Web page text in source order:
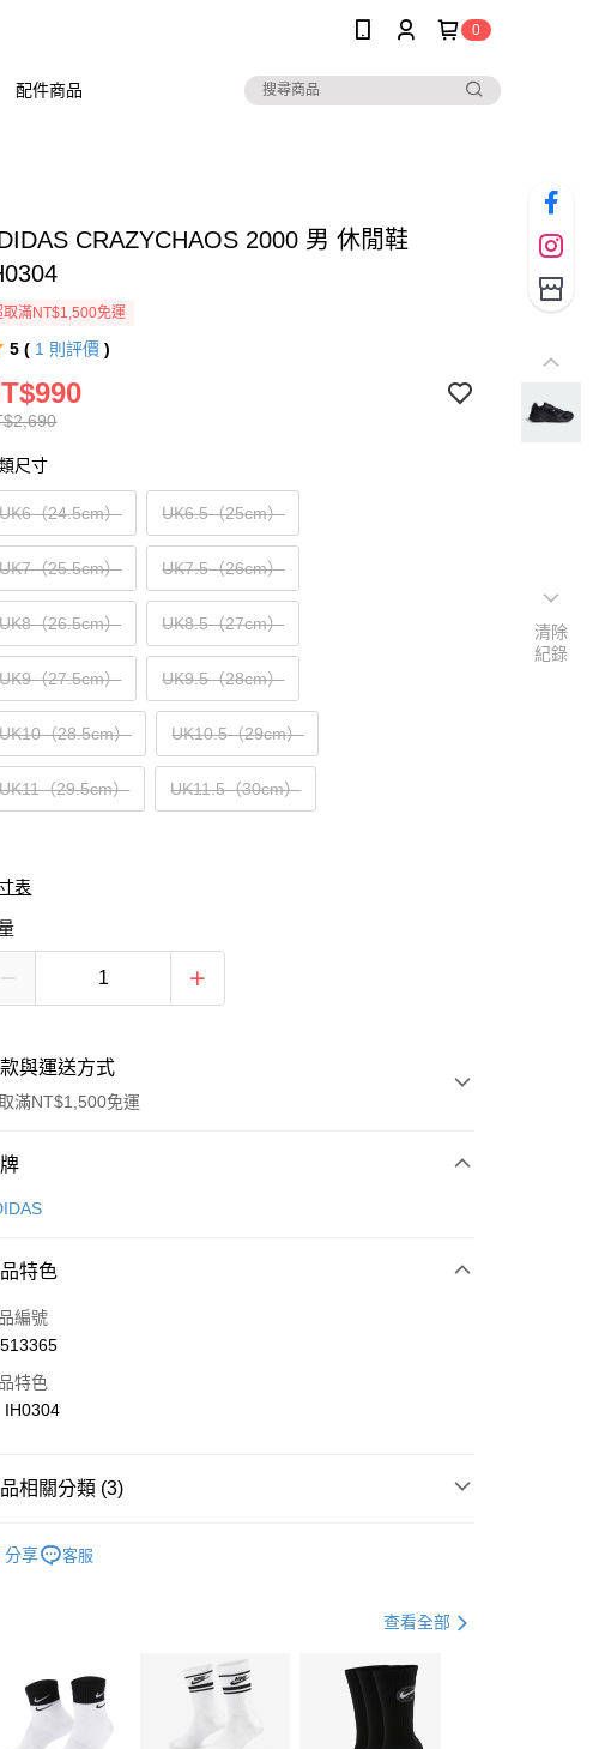
0
配件商品
CRAZYCHAOS 2000 男 休閒鞋
取滿NT$1,500免運
5 ( 1 則評價 )
尺寸
UK6（24.5cm） UK6.5（25cm）
UK7（25.5cm） UK7.5（26cm）
UK8（26.5cm） UK8.5（27cm）
UK9（27.5cm） UK9.5（28cm）
UK10（28.5cm） UK10.5（29cm）
UK11（29.5cm） UK11.5（30cm）
表
與運送方式
滿NT$1,500免運
款方式
卡一次付款
合作金庫商業銀行
華南商業銀行
上海商業儲蓄銀行
國泰世華商業銀行
聯邦商業銀行
台新國際商業銀行
Pay
Pay
關於「AFTEE先享後付」】
３．安心：先確認商品／服務後，再付款。
【「AFTEE先享後付」結帳流程】
１．於結帳方式選擇「AFTEE先享後付」後，將跳轉至「AFTEE先享後
筆NT$100，滿NT$1,500(含以上)免運費
特色
編號
特色
IH0304
相關分類 (3)
分享 客服
查看全部
清除
紀錄